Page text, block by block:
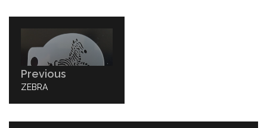
navigatie
Previous
PREVIOUS
ZEBRA